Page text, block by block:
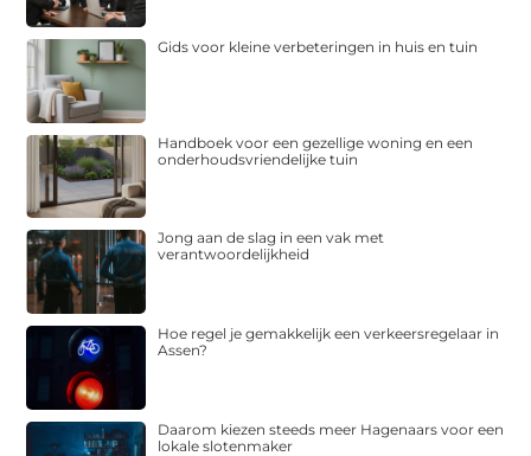
Gids voor kleine verbeteringen in huis en tuin
Handboek voor een gezellige woning en een
onderhoudsvriendelijke tuin
Jong aan de slag in een vak met
verantwoordelijkheid
Hoe regel je gemakkelijk een verkeersregelaar in
Assen?
Daarom kiezen steeds meer Hagenaars voor een
lokale slotenmaker